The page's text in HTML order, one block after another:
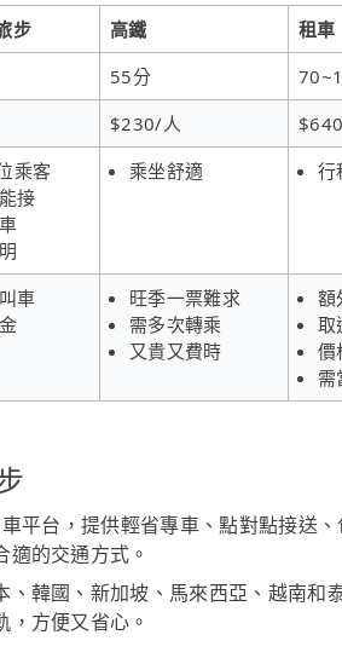
步 高鐵 租車
55分
$230/人
乘客
接
乘坐舒適 行
車
旺季一票難求
需多次轉乘
又貴又費時
額
取
價
需
平台，提供輕省專車、點對點接送
的交通方式。
、韓國、新加坡、馬來西亞、越南
方便又省心。